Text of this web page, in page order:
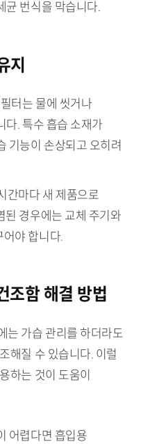
균 번식을 막습니다.
지
터는 물에 씻거나
다. 특수 흡습 소재가
기능이 손상되고 오히려
간마다 새 제품으로
된 경우에는 교체 주기와
야 합니다.
조함 해결 방법
는 가습 관리를 하더라도
해질 수 있습니다. 이럴
하는 것이 도움이
어렵다면 흡입용